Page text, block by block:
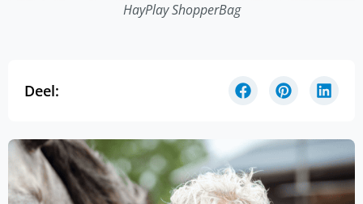
HayPlay ShopperBag
Deel: